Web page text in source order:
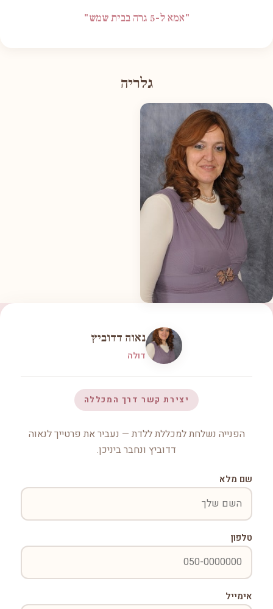
"אמא ל-5 גרה בבית שמש"
גלריה
נאוה דדוביץ
דולה
יצירת קשר דרך המכללה
הפנייה נשלחת למכללת ללדת — נעביר את פרטייך לנאוה
דדוביץ ונחבר ביניכן.
שם מלא
טלפון
אימייל